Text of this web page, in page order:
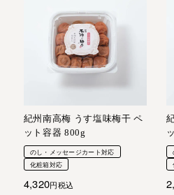
紀州南高梅 うす塩味梅干 ペ
ット容器 800g
のし・メッセージカート対応
化粧箱対応
4,320 税込